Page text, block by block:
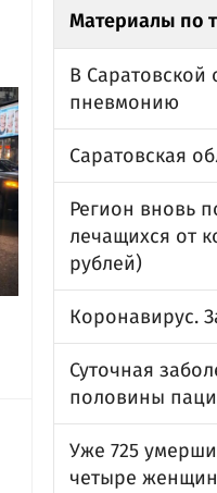
Материалы по
В Саратовской
пневмонию
Саратовская
Регион вновь
лечащихся от
рублей)
Коронавирус.
Суточная
половины
Уже 725
четыре